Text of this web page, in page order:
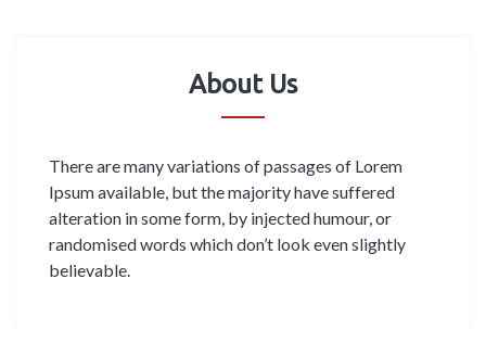
About Us
There are many variations of passages of Lorem
Ipsum available, but the majority have suffered
alteration in some form, by injected humour, or
randomised words which don’t look even slightly
believable.